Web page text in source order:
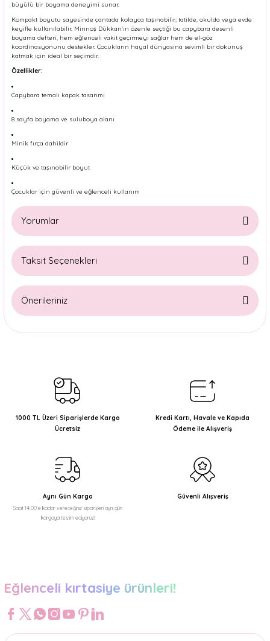
büyülü bir boyama deneyimi sunar.
Kompakt boyutu sayesinde çantada kolayca taşınabilir; tatilde, okulda veya evde
keyifle kullanılabilir. Minnoş Dükkan’ın özenle seçtiği bu capybara desenli
boyama defteri, hem eğlenceli vakit geçirmeyi sağlar hem de el-göz
koordinasyonunu destekler. Çocukların hayal dünyasına sevimli bir dokunuş
katmak için ideal bir seçimdir.
Özellikler:
Capybara temalı kapak tasarımı
8 sayfa boyama ve suluboya alanı
Minik fırça dahildir
Küçük ve taşınabilir boyut
Çocuklar için güvenli ve eğlenceli kullanım
Yorumlar
Taksit Seçenekleri
Önerileriniz
Bu ürünün fiyat bilgisi, resim, ürün açıklamalarında ve diğer
Ürün resmi kalitesiz, bozuk veya görüntülenemiyor.
Ürün açıklamasında eksik bilgiler bulunuyor.
Ürün bilgilerinde hatalar bulunuyor.
Bu ürüne benzer farklı alternatifler olmalı.
1000 TL Üzeri Siparişlerde Kargo
Ücretsiz
Kredi Kartı, Havale ve Kapıda
Ödeme ile Alışveriş
Aynı Gün Kargo
Saat 14:00'e kadar vereceğiniz siparişleri aynı gün
kargoya teslim ediyoruz!
Güvenli Alışveriş
Eğlenceli kırtasiye ürünleri!